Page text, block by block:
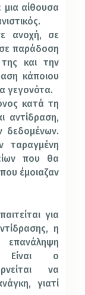
μια αίθουσα
ανοχή, σε
παράδοση
και την
κάποιου
γεγονότα.
κατά τη
αντίδραση,
δεδομένων.
ταραγμένη
που θα
έμοιαζαν
για
η
Είναι ο
να
γιατί